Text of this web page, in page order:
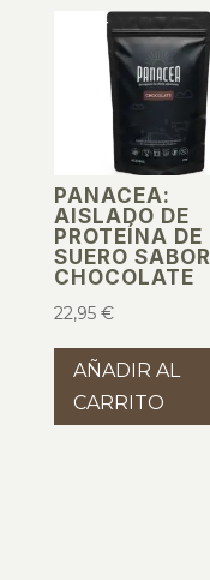
PANACEA:
AISLADO DE
PROTEÍNA DE
SUERO SABOR
CHOCOLATE
22,95 €
AÑADIR AL
CARRITO